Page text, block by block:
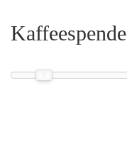
Kaffeespende